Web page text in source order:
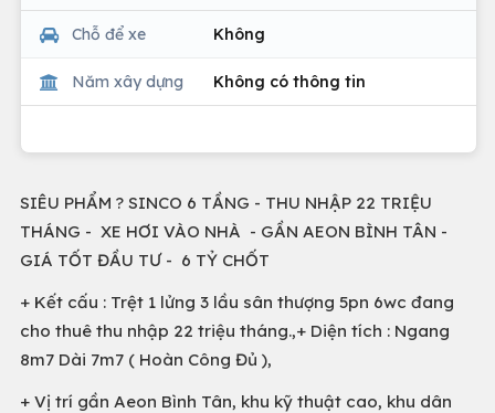
Chỗ để xe Không
Năm xây dựng Không có thông tin
SIÊU PHẨM ? SINCO 6 TẦNG - THU NHẬP 22 TRIỆU
THÁNG - XE HƠI VÀO NHÀ - GẦN AEON BÌNH TÂN -
GIÁ TỐT ĐẦU TƯ - 6 TỶ CHỐT
+ Kết cấu : Trệt 1 lửng 3 lầu sân thượng 5pn 6wc đang
cho thuê thu nhập 22 triệu tháng.,+ Diện tích : Ngang
8m7 Dài 7m7 ( Hoàn Công Đủ ),
+ Vị trí gần Aeon Bình Tân, khu kỹ thuật cao, khu dân